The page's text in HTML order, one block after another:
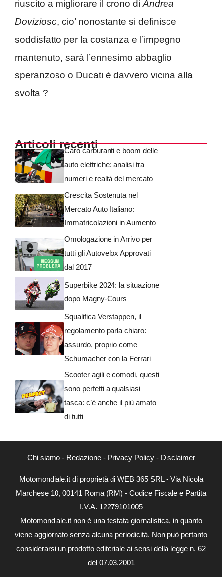
riuscito a migliorare il crono di Andrea
Dovizioso, cio’ nonostante si definisce
soddisfatto per la costanza e l’impegno
mantenuto, sarà l’ennesimo abbaglio
speranzoso o Ducati è davvero vicina alla
svolta ?
Articoli recentiCaro carburanti e boom delle
auto elettriche: analisi tra
numeri e realtà del mercato
Crescita Sostenuta nel
Mercato Auto Italiano:
Immatricolazioni in Aumento
Omologazione in Arrivo per
tutti gli Autovelox Approvati
dal 2017
Superbike 2024: la situazione
dopo Magny-Cours
Squalifica Verstappen, il
regolamento parla chiaro:
assurdo, proprio come
Schumacher con la Ferrari
Scooter agili e comodi, questi
sono perfetti a qualsiasi
tasca: c’è anche il più amato
di tutti
Chi siamo- Redazione- Privacy Policy- Disclaimer
Motomondiale.it di proprietà di WEB 365 SRL - Via Nicola
Marchese 10, 00141 Roma (RM) - Codice Fiscale e Partita
I.V.A. 12279101005
Motomondiale.it non è una testata giornalistica, in quanto
viene aggiornato senza alcuna periodicità. Non può pertanto
considerarsi un prodotto editoriale ai sensi della legge n. 62
del 07.03.2001